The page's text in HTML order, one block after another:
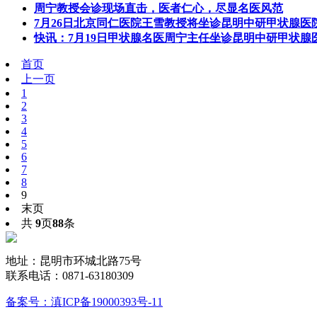
周宁教授会诊现场直击，医者仁心，尽显名医风范
7月26日北京同仁医院王雪教授将坐诊昆明中研甲状腺医
快讯：7月19日甲状腺名医周宁主任坐诊昆明中研甲状腺
首页
上一页
1
2
3
4
5
6
7
8
9
末页
共 9页88条
地址：昆明市环城北路75号
联系电话：0871-63180309
备案号：滇ICP备19000393号-11